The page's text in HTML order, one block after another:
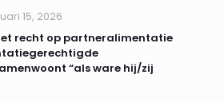
15, 2026
recht op partneralimentatie
“als ware hij/zij